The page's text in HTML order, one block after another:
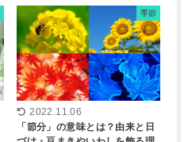
季節
2022.11.06
「節分」の意味とは？由来と日